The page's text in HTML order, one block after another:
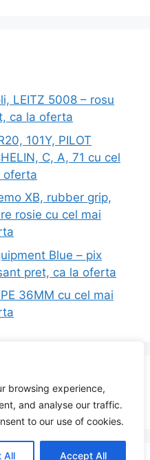
browsing experience,
and analyse our traffic.
to our use of cookies.
All Accept All
LEITZ 5008 – rosu
ca la oferta
101Y, PILOT
C, A, 71 cu cel
oferta
XB, rubber grip,
rosie cu cel mai
Blue – pix
pret, ca la oferta
36MM cu cel mai